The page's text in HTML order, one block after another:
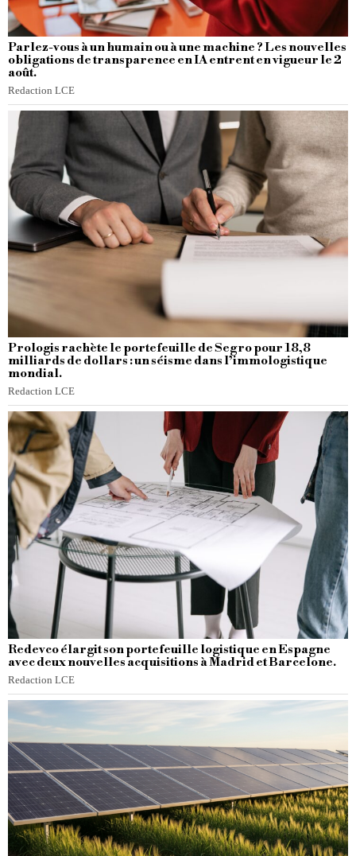
Parlez-vous à un humain ou à une machine ? Les nouvelles
obligations de transparence en IA entrent en vigueur le 2
août.
Redaction LCE
Prologis rachète le portefeuille de Segro pour 18,8
milliards de dollars : un séisme dans l’immologistique
mondial.
Redaction LCE
Redevco élargit son portefeuille logistique en Espagne
avec deux nouvelles acquisitions à Madrid et Barcelone.
Redaction LCE